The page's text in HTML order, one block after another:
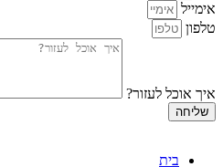
אימייל
טלפון
איך אוכל לעזור?
שליחה
בית